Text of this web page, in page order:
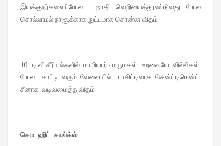
இயக்குநர்களைப்போல ஜாதி வெறியைத்தூண்டுவது போல
சொல்லாமல் நாசூக்காக நுட்பமாக சொன்ன விதம்
10 டி வி சீரியல்களில் மாமியார் - மருமகள் உறவையே வில்லிகள்
போல காட்டி வரும் வேளையில் பாசிட்டிவாக சென்ட்டிமென்ட்
சீனாக வடிவமைத்த விதம்
செம ஹிட் சாங்க்ஸ்